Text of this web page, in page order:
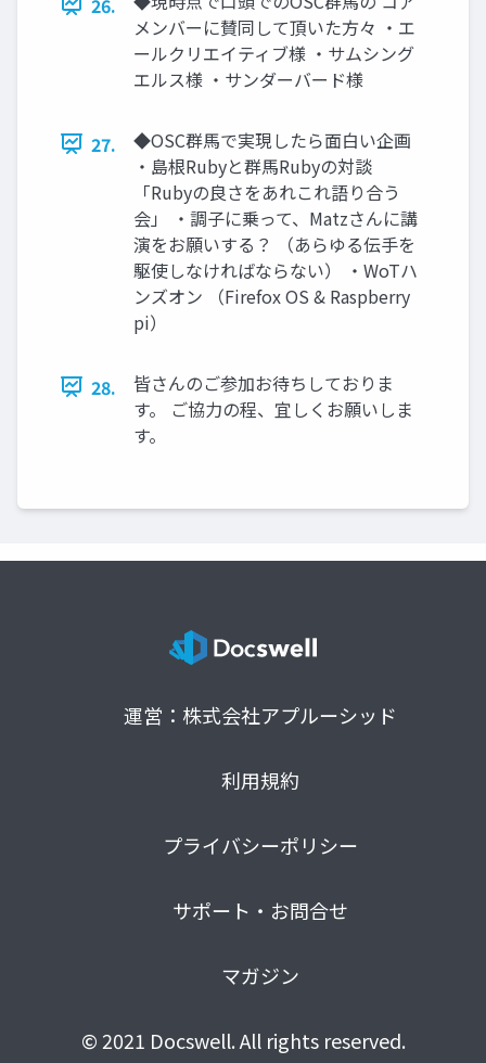
メンバーに賛同して頂いた方々 ・エ
ールクリエイティブ様 ・サムシング
エルス様 ・サンダーバード様
27.
◆OSC群馬で実現したら面白い企画
・島根Rubyと群馬Rubyの対談
「Rubyの良さをあれこれ語り合う
会」 ・調子に乗って、Matzさんに講
演をお願いする？ （あらゆる伝手を
駆使しなければならない） ・WoTハ
ンズオン （Firefox OS & Raspberry
pi）
28.
皆さんのご参加お待ちしておりま
す。 ご協力の程、宜しくお願いしま
す。
運営：株式会社アプルーシッド
利用規約
プライバシーポリシー
サポート・お問合せ
マガジン
© 2021 Docswell. All rights reserved.